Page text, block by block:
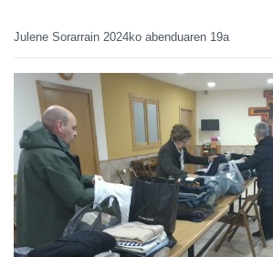
Julene Sorarrain 2024ko abenduaren 19a